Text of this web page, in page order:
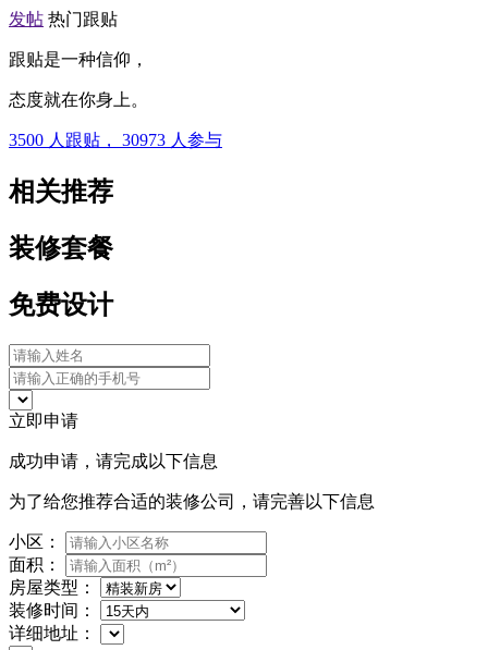
发帖 热门跟贴
跟贴是一种信仰，
态度就在你身上。
3500 人跟贴， 30973 人参与
相关推荐
装修套餐
免费设计
立即申请
成功申请，请完成以下信息
为了给您推荐合适的装修公司，请完善以下信息
小区：
面积：
房屋类型：
装修时间：
详细地址：